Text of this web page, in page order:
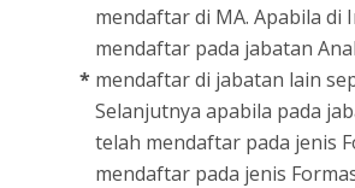
*
mendaftar di MA. Apabila di
mendaftar pada jabatan
mendaftar di jabatan lain
Selanjutnya apabila pada
telah mendaftar pada jenis
mendaftar pada jenis